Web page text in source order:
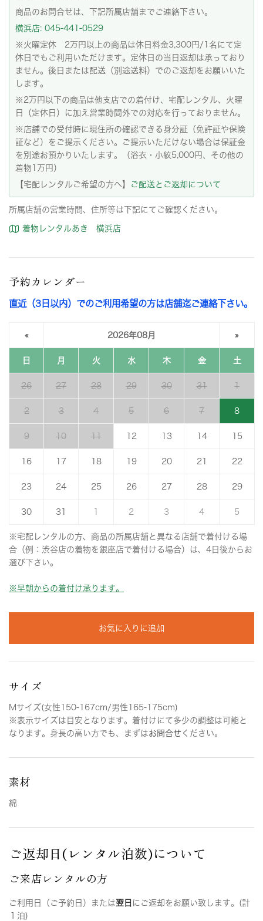
商品のお問合せは、下記所属店舗までご連絡下さい。
横浜店: 045-441-0529
※火曜定休 2万円以上の商品は休日料金3,300円/1名にて定
休日でもご利用いただけます。定休日の当日返却は承っており
ません。後日または配送（別途送料）でのご返却をお願いいた
します。
※2万円以下の商品は他支店での着付け、宅配レンタル、火曜
日（定休日）に加え営業時間外での対応を行っておりません。
※店舗での受付時に現住所の確認できる身分証（免許証や保険
証など）をご提示ください。ご提示いただけない場合は保証金
を別途お預かりいたします。（浴衣・小紋5,000円、その他の
着物1万円）
【宅配レンタルご希望の方へ】
ご配送とご返却について
所属店舗の営業時間、住所等は下記にてご確認ください。
着物レンタルあき 横浜店
予約カレンダー
直近（3日以内）でのご利用希望の方は店舗迄ご連絡下さい。
« 2026年08月 »
日 月 火 水 木 金 土
26 27 28 29 30 31 1
2 3 4 5 6 7 8
9 10 11 12 13 14 15
16 17 18 19 20 21 22
23 24 25 26 27 28 29
30 31 2 3 4 5
※宅配レンタルの方、商品の所属店舗と異なる店舗で着付ける場
合（例：渋谷店の着物を銀座店で着付ける場合）は、4日後からお
選び下さい。
※早朝からの着付け承ります。
お気に入りに追加
サイズ
Mサイズ(女性150-167cm/男性165-175cm)
※表示サイズは目安となります。着付けにて多少の調整は可能と
なります。身長の高い方でも、まずはお問合せ ください。
素材
綿
ご返却日(レンタル泊数)について
ご来店レンタルの方
ご利用日（ご予約日）または翌日 にご返却をお願い致します。(計
１泊)